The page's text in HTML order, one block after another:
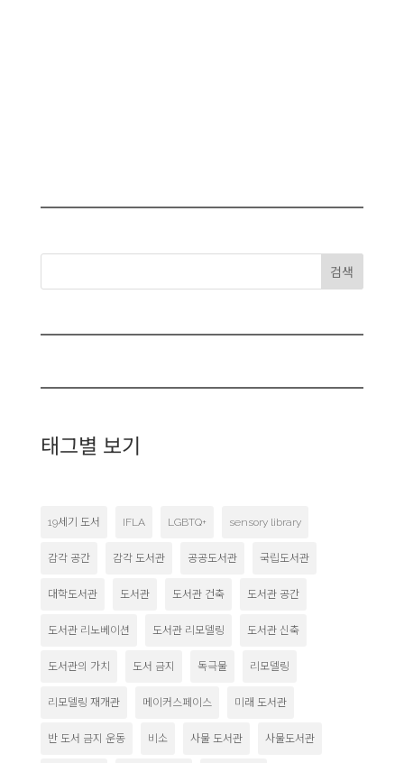
검색
태그별 보기
19세기 도서 IFLA LGBTQ+ sensory library
감각 공간 감각 도서관 공공도서관 국립도서관
대학도서관 도서관 도서관 건축 도서관 공간
도서관 리노베이션 도서관 리모델링 도서관 신축
도서관의 가치 도서 금지 독극물 리모델링
리모델링 재개관 메이커스페이스 미래 도서관
반 도서 금지 운동 비소 사물 도서관 사물도서관